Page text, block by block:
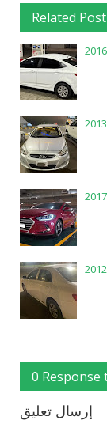
Related Post
إرسال تعليق